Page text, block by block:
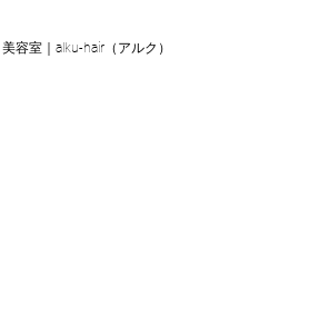
容室｜alku-hair（アルク）